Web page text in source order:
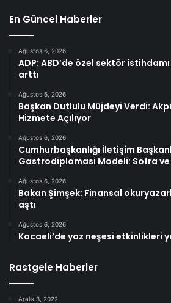
En Güncel Haberler
Ağustos 6, 2026
ADP: ABD’de özel sektör
arttı
Ağustos 6, 2026
Başkan Dutlulu Müjdeyi Verdi:
Hizmete Açılıyor
Ağustos 6, 2026
Cumhurbaşkanlığı İletişim
Gastrodiplomasi Modeli: Sofra ve
Ağustos 6, 2026
Bakan Şimşek: Finansal
aştı
Ağustos 6, 2026
Kocaeli’de yaz neşesi etkinlikleri
Rastgele Haberler
Aralık 3, 2022